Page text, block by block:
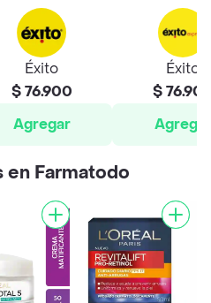
Éxito
$ 76.900
Agregar
Éxito
$
Agregar
en Farmatodo